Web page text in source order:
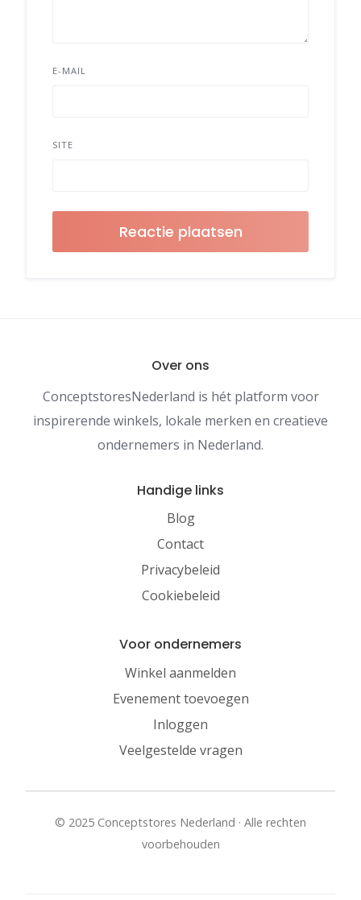
E-MAIL
SITE
Over ons
ConceptstoresNederland is hét platform voor
inspirerende winkels, lokale merken en creatieve
ondernemers in Nederland.
Handige links
Blog
Contact
Privacybeleid
Cookiebeleid
Voor ondernemers
Winkel aanmelden
Evenement toevoegen
Inloggen
Veelgestelde vragen
© 2025 Conceptstores Nederland · Alle rechten
voorbehouden